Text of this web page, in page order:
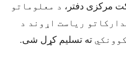
مرکزی دفتر، د معلوماتو
ریاست اړوند د
ته تسلیم کړل شی.